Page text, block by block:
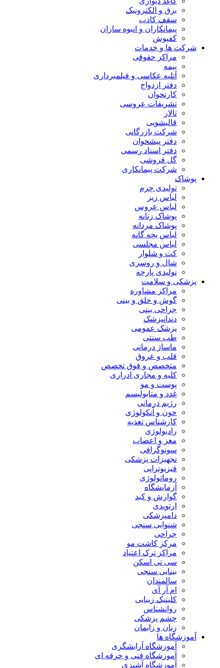
برق و الکترونیک
سقف کاذب
پیمانکاران و انبوه سازان
کفپوش
شرکت ها و خدمات
مراکز حقوقی
بیمه
آتلیه عکاسی و فیلمبرداری
دفتر ازدواج
کارتخوان
تشریفات عروسی
تالار
قالیشویی
شرکت بازرگانی
دفتر پیشخوان
دفتر اسناد رسمی
گل فروشی
شرکت پیمانکاری
پوشاک
تولیدی چرم
لباس زیر
لباس عروس
پوشاک زنانه
پوشاک مردانه
لباس بچه گانه
لباس مجلسی
کت و شلوار
شال و روسری
تولیدی پارچه
پزشکی و سلامت
مراکز مشاوره
گوش و حلق و بینی
جراحی بینی
دندانپزشک
پزشک عمومی
طب سنتی
ماساژ درمانی
قلب و عروق
متخصص و فوق تخصص
کلیه و مجاری ادراری
پوست و مو
غدد و متابولیسم
رژیم درمانی
خون و آنکولوژی
کارشناس تغذیه
رادیولوژی
مغز و اعصاب
سونوگرافی
تجهیزات پزشکی
فیزیوتراپی
روماتولوژی
آزمایشگاه
گوارش و کبد
ارتوپدی
دامپزشکی
شنوایی سنجی
جراحی
مرکز کاشت مو
مراکز ترک اعتیاد
سی تی اسکن
بینایی سنجی
سالمندان
ام آر آی
کلینیک زیبایی
روانشناس
چشم پزشکی
زنان و زایمان
آموزشگاه ها
آموزشگاه آرایشگری
آموزشگاه فنی و حرفه ای
آموزشگاه آشپزی